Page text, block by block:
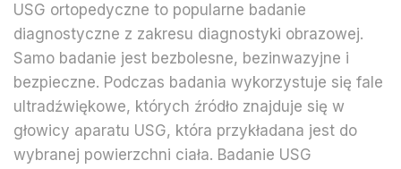
USG ortopedyczne to popularne badanie
diagnostyczne z zakresu diagnostyki obrazowej.
Samo badanie jest bezbolesne, bezinwazyjne i
bezpieczne. Podczas badania wykorzystuje się fale
ultradźwiękowe, których źródło znajduje się w
głowicy aparatu USG, która przykładana jest do
wybranej powierzchni ciała. Badanie USG